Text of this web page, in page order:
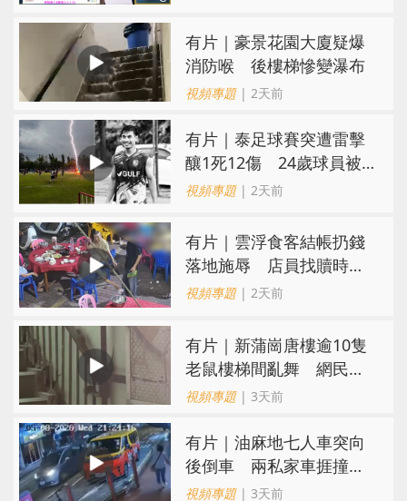
有片｜豪景花園大廈疑爆
消防喉 後樓梯慘變瀑布
視頻專題| 2天前
有片｜泰足球賽突遭雷擊
釀1死12傷 24歲球員被
閃電劈中亡
視頻專題| 2天前
​有片｜雲浮食客結帳扔錢
落地施辱 店員找贖時還
施彼身獲老闆肯定
視頻專題| 2天前
有片｜新蒲崗唐樓逾10隻
老鼠樓梯間亂舞 網民嚇
親：每次經過都要好大勇
視頻專題| 3天前
有片｜油麻地七人車突向
後倒車 兩私家車捱撞
司機不顧而去
視頻專題| 3天前